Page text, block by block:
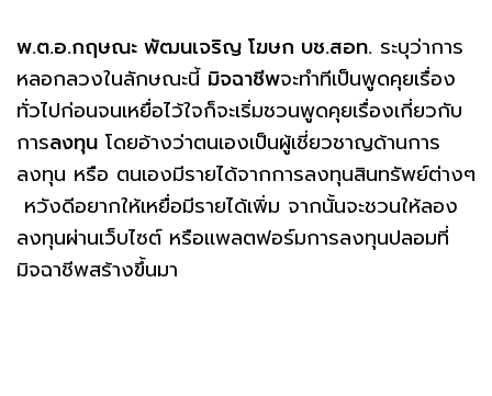
พ.ต.อ.กฤษณะ พัฒนเจริญ โฆษก บช.สอท. ระบุว่าการ
หลอกลวงในลักษณะนี้ มิจฉาชีพจะทำทีเป็นพูดคุยเรื่อง
ทั่วไปก่อนจนเหยื่อไว้ใจก็จะเริ่มชวนพูดคุยเรื่องเกี่ยวกับ
การลงทุน โดยอ้างว่าตนเองเป็นผู้เชี่ยวชาญด้านการ
ลงทุน หรือ ตนเองมีรายได้จากการลงทุนสินทรัพย์ต่างๆ
หวังดีอยากให้เหยื่อมีรายได้เพิ่ม จากนั้นจะชวนให้ลอง
ลงทุนผ่านเว็บไซต์ หรือเเพลตฟอร์มการลงทุนปลอมที่
มิจฉาชีพสร้างขึ้นมา